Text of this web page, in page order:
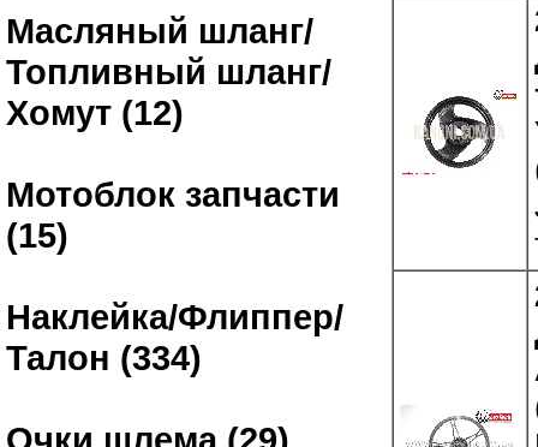
Масляный шланг/
Топливный шланг/
Хомут (12)
Мотоблок запчасти
(15)
Наклейка/Флиппер/
Талон (334)